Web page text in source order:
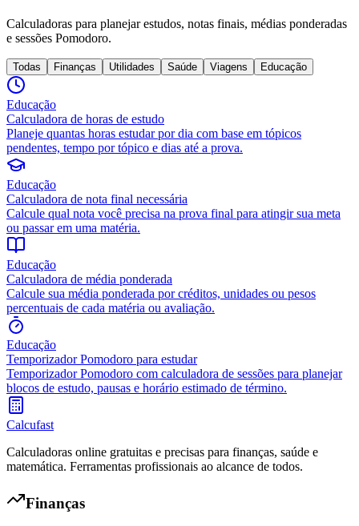
Calculadoras para planejar estudos, notas finais, médias ponderadas
e sessões Pomodoro.
Todas Finanças Utilidades Saúde Viagens Educação
Educação
Calculadora de horas de estudo
Planeje quantas horas estudar por dia com base em tópicos
pendentes, tempo por tópico e dias até a prova.
Educação
Calculadora de nota final necessária
Calcule qual nota você precisa na prova final para atingir sua meta
ou passar em uma matéria.
Educação
Calculadora de média ponderada
Calcule sua média ponderada por créditos, unidades ou pesos
percentuais de cada matéria ou avaliação.
Educação
Temporizador Pomodoro para estudar
Temporizador Pomodoro com calculadora de sessões para planejar
blocos de estudo, pausas e horário estimado de término.
Calcufast
Calculadoras online gratuitas e precisas para finanças, saúde e
matemática. Ferramentas profissionais ao alcance de todos.
Finanças